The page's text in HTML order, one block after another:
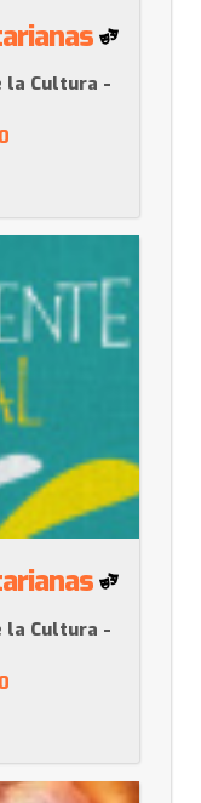
la Cultura -
la Cultura -